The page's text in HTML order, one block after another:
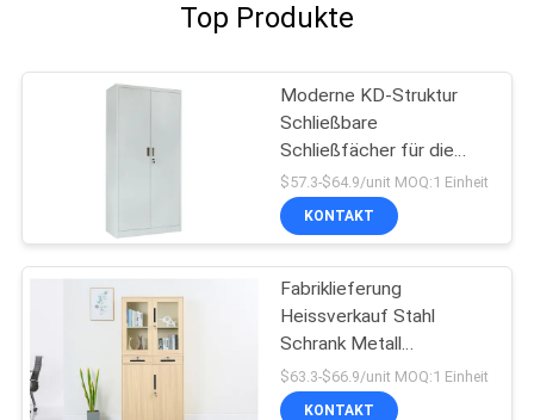
Top Produkte
Moderne KD-Struktur
Schließbare
Schließfächer für die
Lagerung
$57.3-$64.9/unit MOQ:1 Einheit
KONTAKT
Fabriklieferung
Heissverkauf Stahl
Schrank Metall
Büromöbel
$63.3-$66.9/unit MOQ:1 Einheit
KONTAKT